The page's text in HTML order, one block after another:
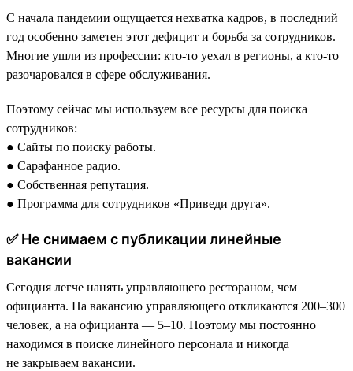
С начала пандемии ощущается нехватка кадров, в последний
год особенно заметен этот дефицит и борьба за сотрудников.
Многие ушли из профессии: кто-то уехал в регионы, а кто-то
разочаровался в сфере обслуживания.
Поэтому сейчас мы используем все ресурсы для поиска
сотрудников:
● Сайты по поиску работы.
● Сарафанное радио.
● Собственная репутация.
● Программа для сотрудников «Приведи друга».
✅ Не снимаем с публикации линейные
вакансии
Сегодня легче нанять управляющего рестораном, чем
официанта. На вакансию управляющего откликаются 200–300
человек, а на официанта — 5–10. Поэтому мы постоянно
находимся в поиске линейного персонала и никогда
не закрываем вакансии.